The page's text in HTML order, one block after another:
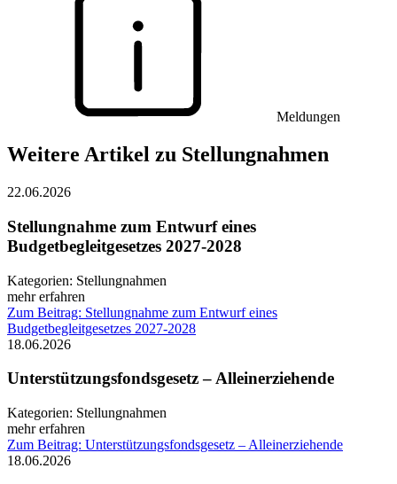
Meldungen
Weitere Artikel zu Stellungnahmen
22.06.2026
Stellungnahme zum Entwurf eines
Budgetbegleitgesetzes 2027-2028
Kategorien: Stellungnahmen
mehr erfahren
Zum Beitrag: Stellungnahme zum Entwurf eines
Budgetbegleitgesetzes 2027-2028
18.06.2026
Unterstützungsfondsgesetz – Alleinerziehende
Kategorien: Stellungnahmen
mehr erfahren
Zum Beitrag: Unterstützungsfondsgesetz – Alleinerziehende
18.06.2026